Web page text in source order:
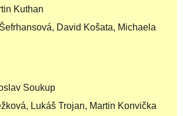
Kuthan
David Košata, Michaela
Soukup
Lukáš Trojan, Martin Konvička